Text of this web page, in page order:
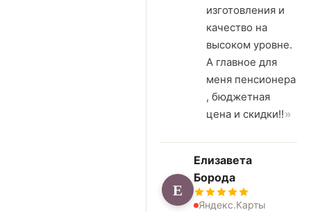
изготовления и
качество на
высоком уровне.
А главное для
меня пенсионера
, бюджетная
цена и скидки!!
Е
Елизавета
Борода
Яндекс.Карты